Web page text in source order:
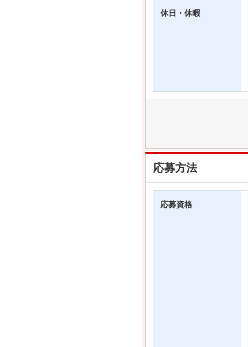
休日・休暇
応募方法
応募資格